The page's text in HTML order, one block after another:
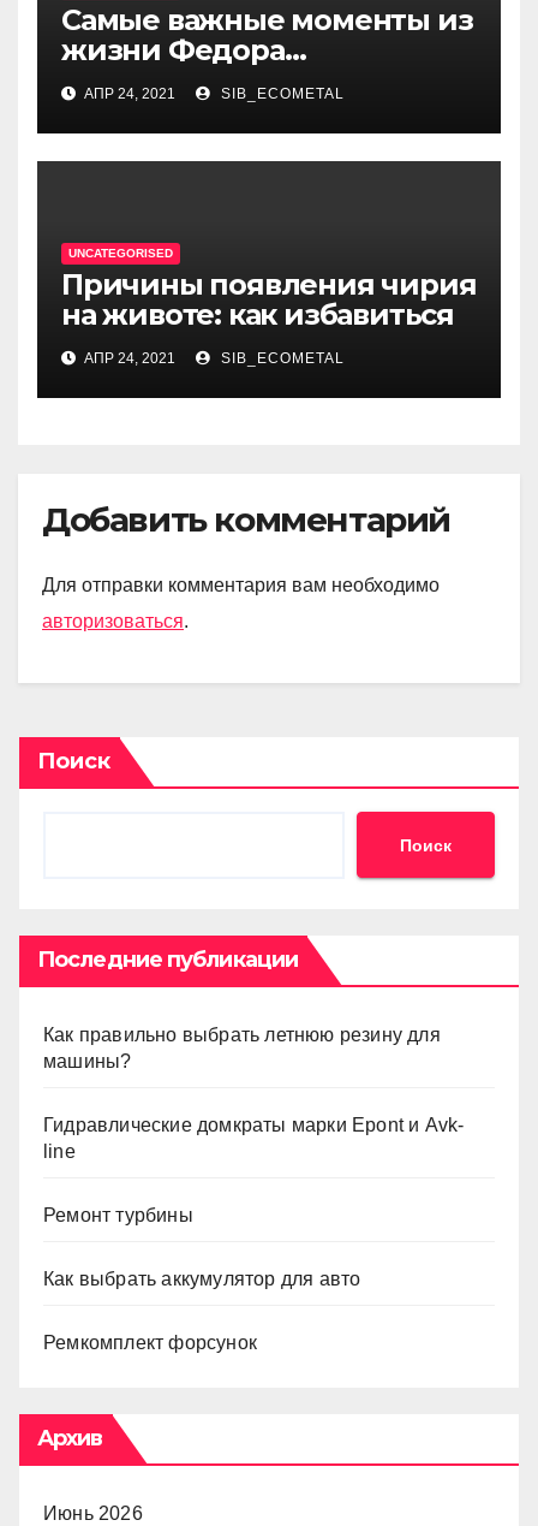
Самые важные моменты из
жизни Федора
Достоевского — от детства
и становления писателя до
трагических событий и
восхождения на
АПР 24, 2021 SIB_ECOMETAL
UNCATEGORISED
Причины появления чирия
на животе: как избавиться
АПР 24, 2021 SIB_ECOMETAL
Добавить комментарий
Для отправки комментария вам необходимо
авторизоваться.
Поиск
Поиск
Последние публикации
Как правильно выбрать летнюю резину для
машины?
Гидравлические домкраты марки Epont и Avk-
line
Ремонт турбины
Как выбрать аккумулятор для авто
Ремкомплект форсунок
Архив
Июнь 2026